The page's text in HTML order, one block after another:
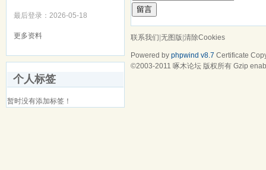
最后登录：2026-05-18
更多资料
个人标签
暂时没有添加标签！
留言
联系我们|无图版|清除Cookies
Powered by phpwind v8.7 Certificate
©2003-2011 啄木论坛 版权所有 Gzip